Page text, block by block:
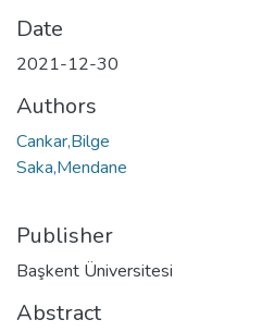
Date
2021-12-30
Authors
Cankar,Bilge
Saka,Mendane
Publisher
Başkent Üniversitesi
Abstract